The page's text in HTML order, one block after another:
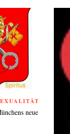
neue